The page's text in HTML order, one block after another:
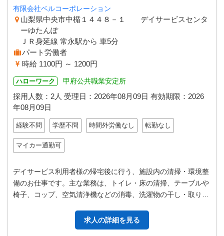
有限会社ベルコーポレーション
山梨県中央市中楯１４４８－１ デイサービスセンタ
ーゆたんぽ
ＪＲ身延線 常永駅から 車5分
パート労働者
時給 1100円 ～ 1200円
ハローワーク 甲府公共職業安定所
採用人数：2人 受理日： 2026年08月09日 有効期限： 2026
年08月09日
経験不問 学歴不問 時間外労働なし 転勤なし
マイカー通勤可
デイサービス利用者様の帰宅後に行う、施設内の清掃・環境整
備のお仕事です。主な業務は、トイレ・床の清掃、テーブルや
椅子、コップ、空気清浄機などの消毒、洗濯物の干し・取り込
求人の詳細を見る